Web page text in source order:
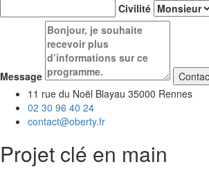
Civilité
Message
11 rue du Noël Blayau 35000 Rennes
02 30 96 40 24
contact@oberty.fr
Projet clé en main